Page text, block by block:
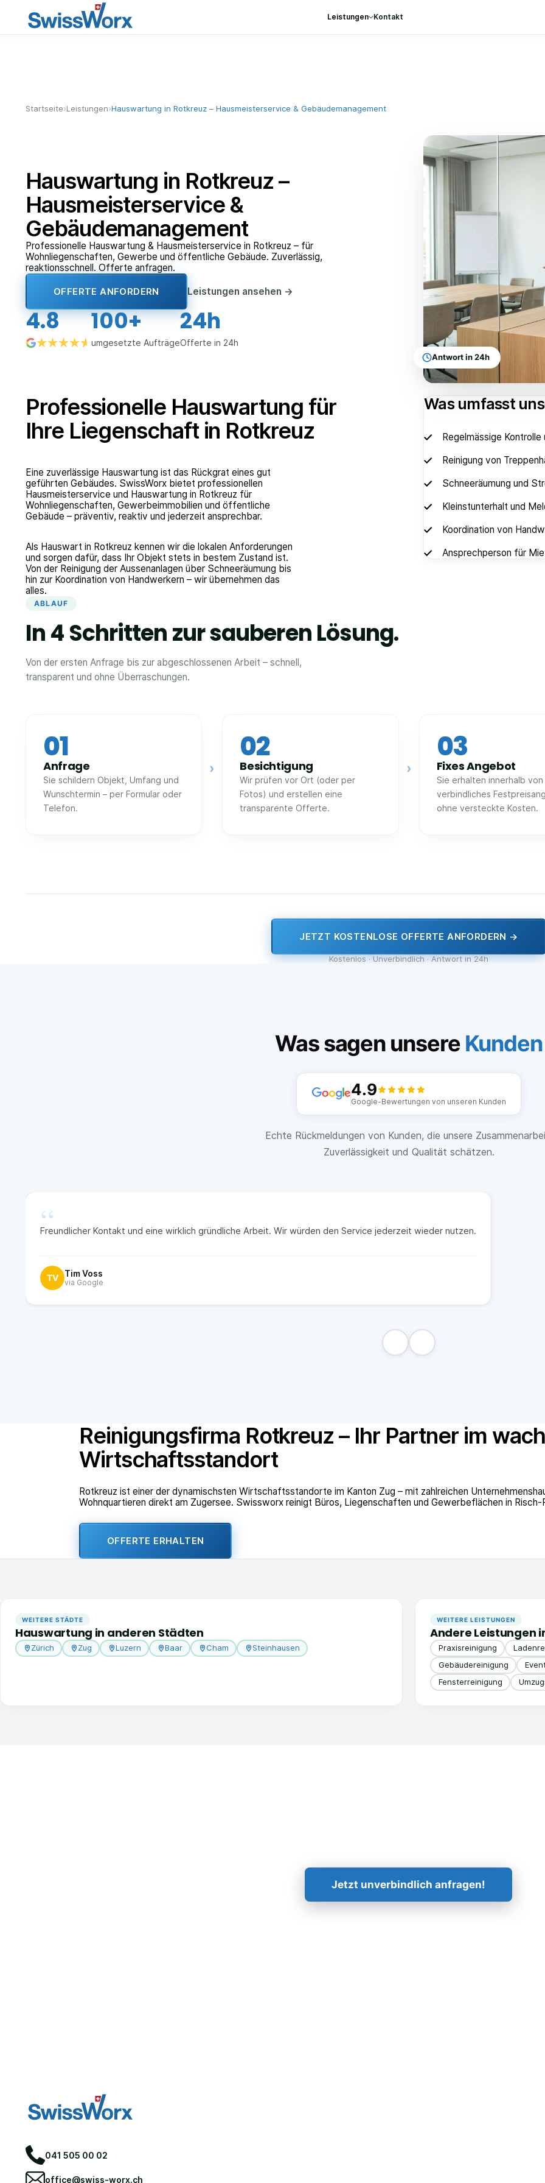
Leistungen Kontakt
Startseite›Leistungen›Hauswartung in Rotkreuz – Hausmeisterservice & Gebäudemanagement
Hauswartung in Rotkreuz –
Hausmeisterservice &
Gebäudemanagement
Professionelle Hauswartung & Hausmeisterservice in Rotkreuz – für
Wohnliegenschaften, Gewerbe und öffentliche Gebäude. Zuverlässig,
reaktionsschnell. Offerte anfragen.
OFFERTE ANFORDERN Leistungen ansehen →
4.8 100+
umgesetzte Aufträge
24h
Offerte in 24h
Antwort in 24h
Professionelle Hauswartung für
Ihre Liegenschaft in Rotkreuz
Eine zuverlässige Hauswartung ist das Rückgrat eines gut
geführten Gebäudes. SwissWorx bietet professionellen
Hausmeisterservice und Hauswartung in Rotkreuz für
Wohnliegenschaften, Gewerbeimmobilien und öffentliche
Gebäude – präventiv, reaktiv und jederzeit ansprechbar.
Als Hauswart in Rotkreuz kennen wir die lokalen Anforderungen
und sorgen dafür, dass Ihr Objekt stets in bestem Zustand ist.
Von der Reinigung der Aussenanlagen über Schneeräumung bis
hin zur Koordination von Handwerkern – wir übernehmen das
alles.
Was umfasst
Regelmässige
Reinigung von
Schneeräumung und
Kleinstunterhalt und
Koordination von
Ansprechperson für
ABLAUF
In 4 Schritten zur sauberen Lösung.
Von der ersten Anfrage bis zur abgeschlossenen Arbeit – schnell,
transparent und ohne Überraschungen.
01
Anfrage
Sie schildern Objekt, Umfang und
Wunschtermin – per Formular oder
Telefon.
›
02
Besichtigung
Wir prüfen vor Ort (oder per
Fotos) und erstellen eine
transparente Offerte.
›
03
Fixes Angebot
Sie erhalten innerhalb von
verbindliches
ohne versteckte Kosten.
JETZT KOSTENLOSE OFFERTE ANFORDERN →
Kostenlos · Unverbindlich · Antwort in 24h
Was sagen unsere Kunden
4.9
Google-Bewertungen von unseren Kunden
Echte Rückmeldungen von Kunden, die unsere
Zuverlässigkeit und Qualität schätzen.
“
Freundlicher Kontakt und eine wirklich gründliche Arbeit. Wir würden den Service jederzeit wieder nutzen.
TV Tim Voss
via Google
Reinigungsfirma Rotkreuz – Ihr Partner im
Wirtschaftsstandort
Rotkreuz ist einer der dynamischsten Wirtschaftsstandorte im Kanton Zug – mit zahlreichen
Wohnquartieren direkt am Zugersee. Swissworx reinigt Büros, Liegenschaften und Gewerbeflächen in
OFFERTE ERHALTEN
WEITERE STÄDTE
Hauswartung in anderen Städten
Zürich Zug Luzern Baar Cham Steinhausen
WEITERE LEISTUNGEN
Andere Leistungen
Praxisreinigung
Gebäudereinigung
Fensterreinigung
Jetzt unverbindlich anfragen!
041 505 00 02
office@swiss-worx.ch